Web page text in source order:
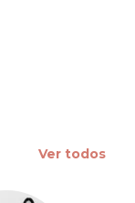
Ver todos